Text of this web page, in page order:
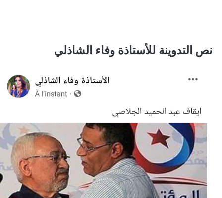
نص التدوينة للأستاذة وفاء الشاذلي